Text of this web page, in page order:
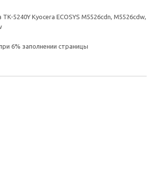
5240Y Kyocera ECOSYS M5526cdn, M5526cdw,
6% заполнении страницы